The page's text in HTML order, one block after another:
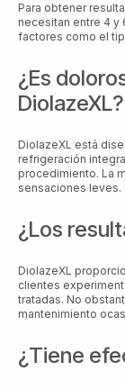
Para obtener
necesitan entre 4 y
factores como el
¿Es
DiolazeXL?
DiolazeXL está
refrigeración
procedimiento. La
sensaciones leves.
¿Los
DiolazeXL
clientes
tratadas. No
mantenimiento
¿Tiene